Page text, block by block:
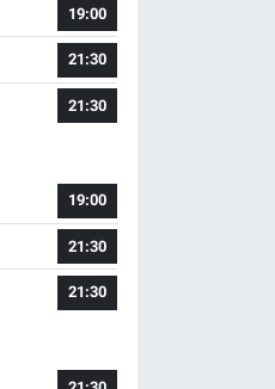
19:00
21:30
21:30
19:00
21:30
21:30